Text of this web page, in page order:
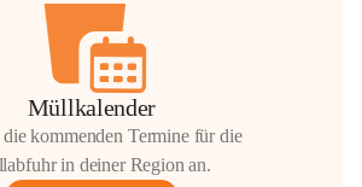
Müllkalender
die kommenden Termine für die
in deiner Region an.